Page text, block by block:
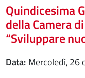
Quindicesima
della Camera
“Sviluppare
Data
mercoledì,